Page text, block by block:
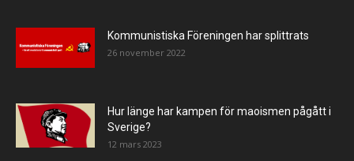
Kommunistiska Föreningen har splittrats
26 november 2022
Hur länge har kampen för maoismen pågått i
Sverige?
12 mars 2023